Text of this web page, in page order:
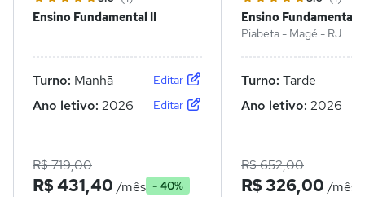
Ensino Fundamental II
Turno: Manhã Editar
Ano letivo: 2026 Editar
R$ 719,00
R$ 431,40 /mês - 40%
Ensino Fundamental I
Piabeta - Magé - RJ
Turno: Tarde
Ano letivo: 2026
R$ 652,00
R$ 326,00 /mês